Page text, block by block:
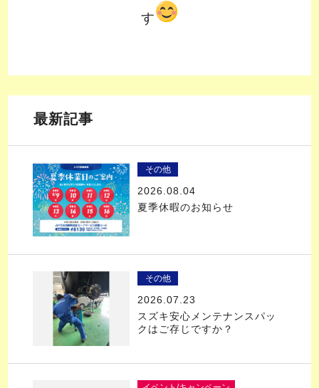
す
最新記事
その他
2026.08.04
夏季休暇のお知らせ
その他
2026.07.23
スズキ安心メンテナンスパッ
クはご存じですか？